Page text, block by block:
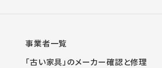
事業者一覧
「古い家具」のメーカー確認と修理